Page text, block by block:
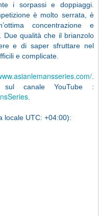
i sorpassi e doppiaggi.
è molto serrata, è
concentrazione e
Due qualità che il brianzolo
e di saper sfruttare nel
e complicate.
.
canale YouTube :
.
locale UTC: +04:00):